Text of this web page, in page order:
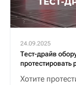
24.09.2025
Тест-драйв
протестировать
Хотите